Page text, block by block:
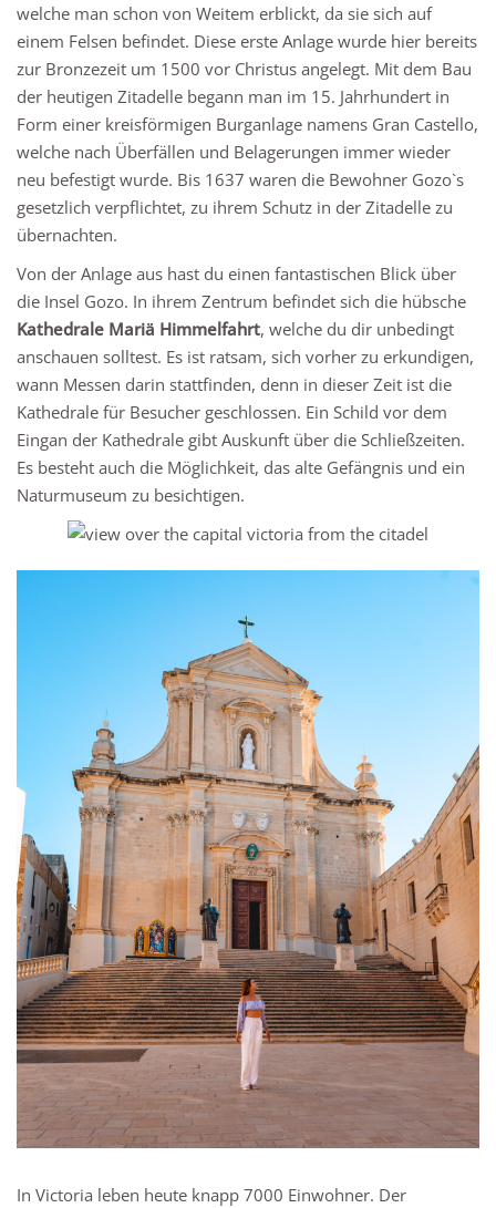
welche man schon von Weitem erblickt, da sie sich auf
einem Felsen befindet. Diese erste Anlage wurde hier bereits
zur Bronzezeit um 1500 vor Christus angelegt. Mit dem Bau
der heutigen Zitadelle begann man im 15. Jahrhundert in
Form einer kreisförmigen Burganlage namens Gran Castello,
welche nach Überfällen und Belagerungen immer wieder
neu befestigt wurde. Bis 1637 waren die Bewohner Gozo`s
gesetzlich verpflichtet, zu ihrem Schutz in der Zitadelle zu
übernachten.
Von der Anlage aus hast du einen fantastischen Blick über
die Insel Gozo. In ihrem Zentrum befindet sich die hübsche
Kathedrale Mariä Himmelfahrt, welche du dir unbedingt
anschauen solltest. Es ist ratsam, sich vorher zu erkundigen,
wann Messen darin stattfinden, denn in dieser Zeit ist die
Kathedrale für Besucher geschlossen. Ein Schild vor dem
Eingan der Kathedrale gibt Auskunft über die Schließzeiten.
Es besteht auch die Möglichkeit, das alte Gefängnis und ein
Naturmuseum zu besichtigen.
In Victoria leben heute knapp 7000 Einwohner. Der